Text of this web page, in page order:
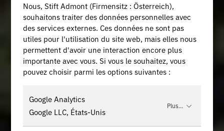
Nous, Stift Admont (Firmensitz : Österreich),
souhaitons traiter des données personnelles avec
des services externes. Ces données ne sont pas
utiles pour l'utilisation du site web, mais elles nous
permettent d'avoir une interaction encore plus
importante avec vous. Si vous le souhaitez, vous
pouvez choisir parmi les options suivantes :
Google Analytics
Google LLC, États-Unis
Plus...